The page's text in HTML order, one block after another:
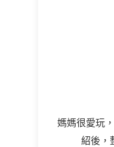
媽媽很愛玩
紹後，